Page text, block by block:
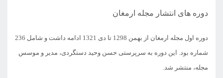
دوره های انتشار مجله ارمغان
دوره اول مجله ارمغان از بهمن 1298 تا دی 1321 ادامه داشت و شامل 236
شماره بود. این دوره به سرپرستی حسن وحید دستگردی، مدیر و موسس
مجله، منتشر شد.